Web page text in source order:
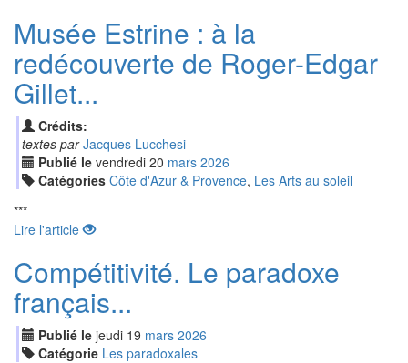
Musée Estrine : à la
redécouverte de Roger-Edgar
Gillet...
Crédits:
textes par Jacques Lucchesi
Publié le vendredi 20 mars 2026
Catégories Côte d'Azur & Provence, Les Arts au soleil
***
Lire l'article
Compétitivité. Le paradoxe
français...
Publié le jeudi 19 mars 2026
Catégorie Les paradoxales